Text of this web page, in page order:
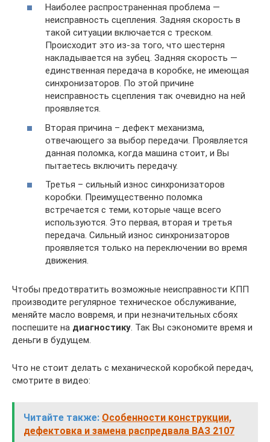
Наиболее распространенная проблема —
неисправность сцепления. Задняя скорость в
такой ситуации включается с треском.
Происходит это из-за того, что шестерня
накладывается на зубец. Задняя скорость —
единственная передача в коробке, не имеющая
синхронизаторов. По этой причине
неисправность сцепления так очевидно на ней
проявляется.
Вторая причина – дефект механизма,
отвечающего за выбор передачи. Проявляется
данная поломка, когда машина стоит, и Вы
пытаетесь включить передачу.
Третья – сильный износ синхронизаторов
коробки. Преимущественно поломка
встречается с теми, которые чаще всего
используются. Это первая, вторая и третья
передача. Сильный износ синхронизаторов
проявляется только на переключении во время
движения.
Чтобы предотвратить возможные неисправности КПП
производите регулярное техническое обслуживание,
меняйте масло вовремя, и при незначительных сбоях
поспешите на диагностику. Так Вы сэкономите время и
деньги в будущем.
Что не стоит делать с механической коробкой передач,
смотрите в видео:
Читайте также: Особенности конструкции,
дефектовка и замена распредвала ВАЗ 2107